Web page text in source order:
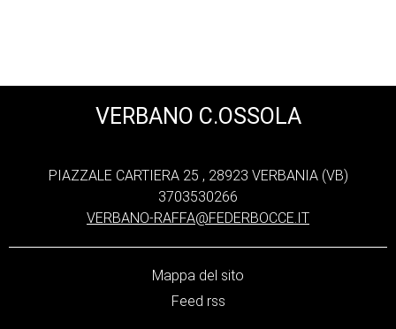
VERBANO C.OSSOLA
PIAZZALE CARTIERA 25 , 28923 VERBANIA (VB)
3703530266
VERBANO-RAFFA@FEDERBOCCE.IT
Mappa del sito
Feed rss